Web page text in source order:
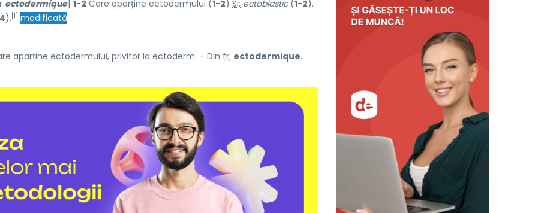
ectodermique] 1-2 Care aparține ectodermului (1-2) Si: ectoblastic(1-2).
). [1] modificată
aparține ectodermului, privitor la ectoderm. – Din fr. ectodermique.